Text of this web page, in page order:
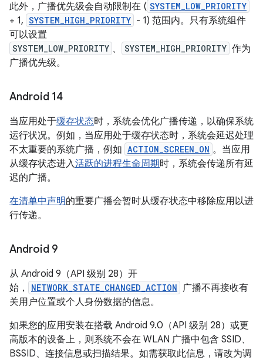
此外，广播优先级会自动限制在 ( SYSTEM_LOW_PRIORITY
+ 1, SYSTEM_HIGH_PRIORITY - 1) 范围内。只有系统组件
可以设置
SYSTEM_LOW_PRIORITY 、 SYSTEM_HIGH_PRIORITY 作为
广播优先级。
Android 14
当应用处于缓存状态时，系统会优化广播传递，以确保系统
运行状况。例如，当应用处于缓存状态时，系统会延迟处理
不太重要的系统广播，例如 ACTION_SCREEN_ON 。当应用
从缓存状态进入活跃的进程生命周期时，系统会传递所有延
迟的广播。
在清单中声明的重要广播会暂时从缓存状态中移除应用以进
行传递。
Android 9
从 Android 9（API 级别 28）开
始，
NETWORK_STATE_CHANGED_ACTION 广播不再接收有
关用户位置或个人身份数据的信息。
如果您的应用安装在搭载 Android 9.0（API 级别 28）或更
高版本的设备上，则系统不会在 WLAN 广播中包含 SSID、
BSSID、连接信息或扫描结果。如需获取此信息，请改为调